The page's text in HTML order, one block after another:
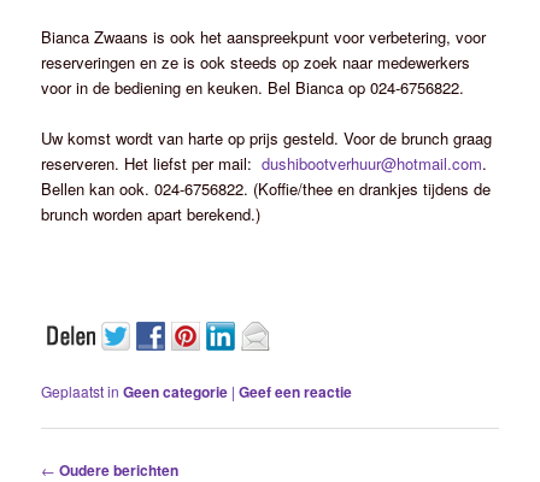
Bianca Zwaans is ook het aanspreekpunt voor verbetering, voor
reserveringen en ze is ook steeds op zoek naar medewerkers
voor in de bediening en keuken. Bel Bianca op 024-6756822.
Uw komst wordt van harte op prijs gesteld. Voor de brunch graag
reserveren. Het liefst per mail:dushibootverhuur@hotmail.com.
Bellen kan ook. 024-6756822. (Koffie/thee en drankjes tijdens de
brunch worden apart berekend.)
Geplaatst in Geen categorie |Geef een reactie
Berichtnavigatie
← Oudere berichten